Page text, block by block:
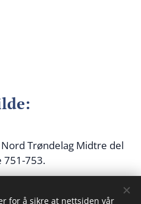
Trøndelag Midtre del
751-753.
for å sikre at nettsiden vår